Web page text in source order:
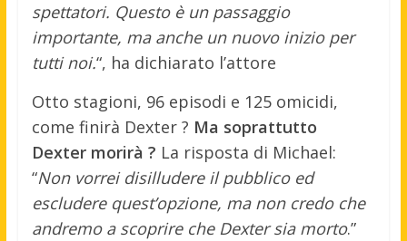
spettatori. Questo è un passaggio
importante, ma anche un nuovo inizio per
tutti noi.“, ha dichiarato l’attore
Otto stagioni, 96 episodi e 125 omicidi,
come finirà Dexter ? Ma soprattutto
Dexter morirà ? La risposta di Michael:
“Non vorrei disilludere il pubblico ed
escludere quest’opzione, ma non credo che
andremo a scoprire che Dexter sia morto.”